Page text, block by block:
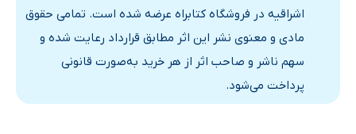
اشراقیه در فروشگاه کتابراه عرضه شده است. تمامی حقوق
مادی و معنوی نشر این اثر مطابق قرارداد رعایت شده و
سهم ناشر و صاحب اثر از هر خرید به‌صورت قانونی
پرداخت می‌شود.